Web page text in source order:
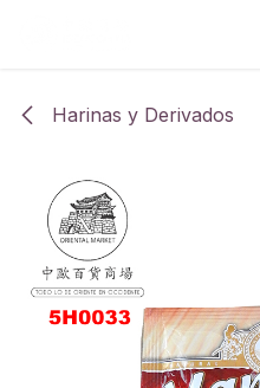
Harinas y Derivados